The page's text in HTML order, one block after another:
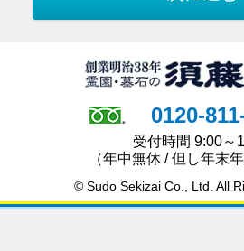
0120-
受付時間 9:00～
（年中無休 / 但し年末
© Sudo Sekizai Co., Ltd. All